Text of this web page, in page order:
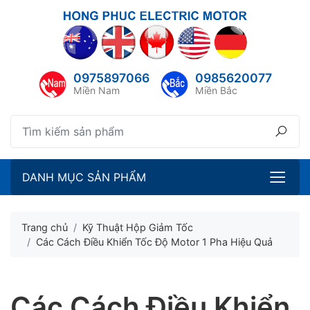
0975897066
Miền Nam
0985620077
Miền Bắc
DANH MỤC SẢN PHẨM
Trang chủ
Kỹ Thuật Hộp Giảm Tốc
Các Cách Điều Khiển Tốc Độ Motor 1 Pha Hiệu Quả